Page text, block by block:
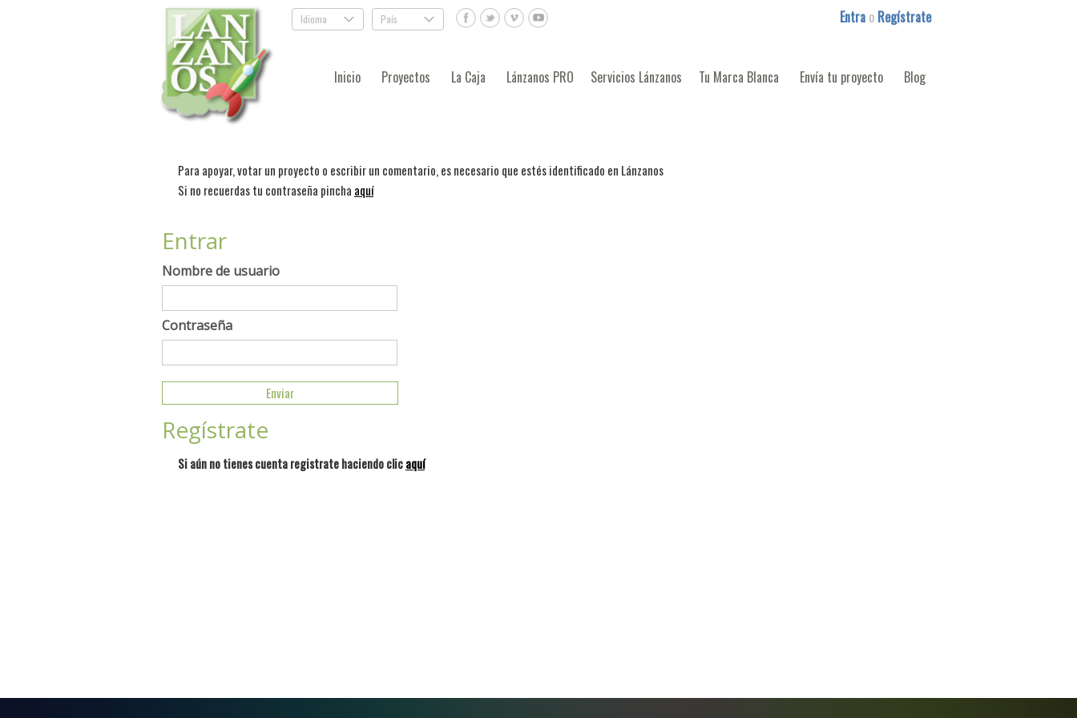
Idioma . País . Entra o Regístrate
Inicio Proyectos La Caja Lánzanos PRO Servicios Lánzanos Tu Marca Blanca Envía tu proyecto Blog
Para apoyar, votar un proyecto o escribir un comentario, es necesario que estés identificado en Lánzanos
Si no recuerdas tu contraseña pincha aquí
Entrar
Nombre de usuario
Contraseña
Regístrate
Si aún no tienes cuenta registrate haciendo clicaquí